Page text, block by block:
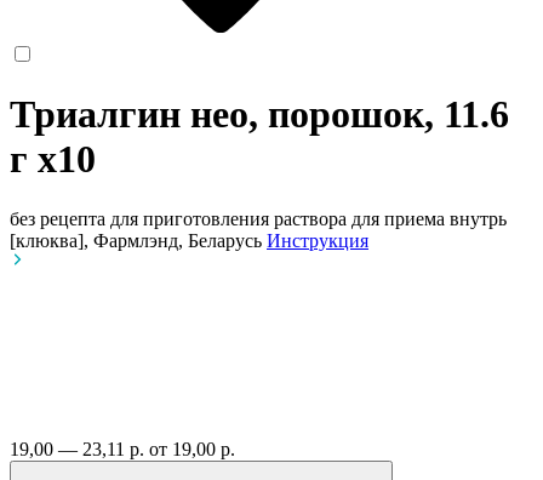
Триалгин нео, порошок, 11.6
г x10
без рецепта для приготовления раствора для приема внутрь
[клюква], Фармлэнд, Беларусь Инструкция
19,00 — 23,11 р. от 19,00 р.